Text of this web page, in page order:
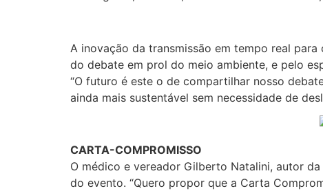
A inovação da transmissão em tempo real
do debate em prol do meio ambiente, e pelo
“O futuro é este o de compartilhar nosso
ainda mais sustentável sem necessidade de
CARTA-COMPROMISSO
O médico e vereador Gilberto Natalini, autor
do evento. “Quero propor que a Carta